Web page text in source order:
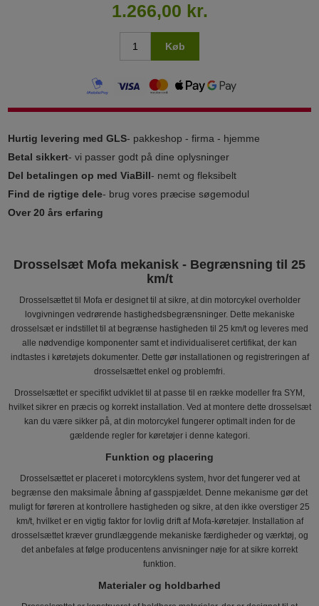
1.266,00 kr.
Køb
Hurtig levering med GLS- pakkeshop - firma - hjemme
Betal sikkert- vi passer godt på dine oplysninger
Del betalingen op med ViaBill- nemt og fleksibelt
Find de rigtige dele- brug vores præcise søgemodul
Over 20 års erfaring
Drosselsæt Mofa mekanisk - Begrænsning til 25
km/t
Drosselsættet til Mofa er designet til at sikre, at din motorcykel overholder
lovgivningen vedrørende hastighedsbegrænsninger. Dette mekaniske
drosselsæt er indstillet til at begrænse hastigheden til 25 km/t og leveres med
alle nødvendige komponenter samt et individualiseret certifikat, der kan
indtastes i køretøjets dokumenter. Dette gør installationen og registreringen af
drosselsættet enkel og problemfri.
Drosselsættet er specifikt udviklet til at passe til en række modeller fra SYM,
hvilket sikrer en præcis og korrekt installation. Ved at montere dette drosselsæt
kan du være sikker på, at din motorcykel fungerer optimalt inden for de
gældende regler for køretøjer i denne kategori.
Funktion og placering
Drosselsættet er placeret i motorcyklens system, hvor det fungerer ved at
begrænse den maksimale åbning af gasspjældet. Denne mekanisme gør det
muligt for føreren at kontrollere hastigheden og sikre, at den ikke overstiger 25
km/t, hvilket er en vigtig faktor for lovlig drift af Mofa-køretøjer. Installation af
drosselsættet kræver grundlæggende mekaniske færdigheder og værktøj, og
det anbefales at følge producentens anvisninger nøje for at sikre korrekt
funktion.
Materialer og holdbarhed